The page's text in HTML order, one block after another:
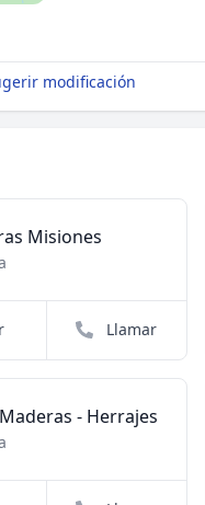
modificación
Misiones
Llamar
- Herrajes